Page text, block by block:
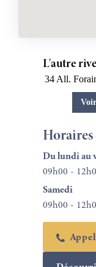
L'autre
34 All.
Voir
Horaires
Du lundi au
09h00 -
Samedi
09h00 -